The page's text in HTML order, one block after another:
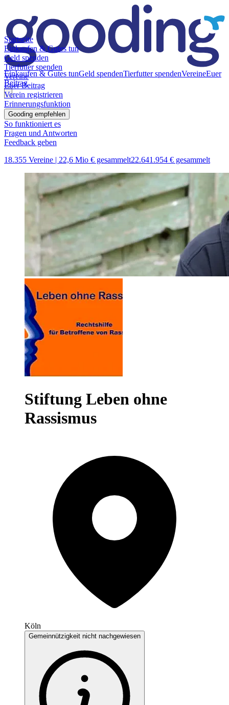
Einkaufen & Gutes tunGeld spendenTierfutter spendenVereineEuer
Beitrag
Startseite
Einkaufen & Gutes tun
Geld spenden
Tierfutter spenden
Vereine
Euer Beitrag
Verein registrieren
Erinnerungsfunktion
Gooding empfehlen
So funktioniert es
Fragen und Antworten
Feedback geben
18.355 Vereine | 22,6 Mio € gesammelt22.641.954 € gesammelt
Stiftung Leben ohne
Rassismus
Köln
Gemeinnützigkeit nicht nachgewiesen